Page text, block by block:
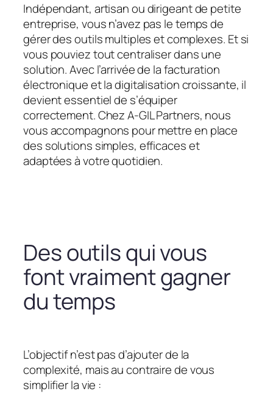
Indépendant, artisan ou dirigeant de petite
entreprise, vous n’avez pas le temps de
gérer des outils multiples et complexes. Et si
vous pouviez tout centraliser dans une
solution. Avec l’arrivée de la facturation
électronique et la digitalisation croissante, il
devient essentiel de s’équiper
correctement. Chez A-GIL Partners, nous
vous accompagnons pour mettre en place
des solutions simples, efficaces et
adaptées à votre quotidien.
Des outils qui vous
font vraiment gagner
du temps
L’objectif n’est pas d’ajouter de la
complexité, mais au contraire de vous
simplifier la vie :